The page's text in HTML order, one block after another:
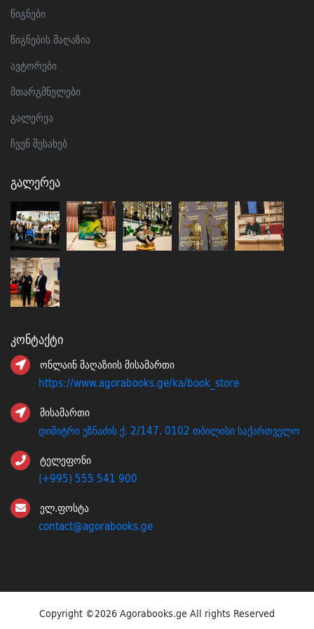
წიგნები
წიგნების მაღაზია
ავტორები
მთარგმნელები
გალერეა
ჩვენ შესახებ
Გალერეა
Კონტაქტი
ონლაინ მაღაზიის მისამართი
https://www.agorabooks.ge/ka/book_store
მისამართი
დიმიტრი უზნაძის ქ. 2/147. 0102 თბილისი საქართველო
ტელეფონი
(+995) 555 541 900
ელ.ფოსტა
contact@agorabooks.ge
Copyright ©2026 Agorabooks.ge All rights Reserved